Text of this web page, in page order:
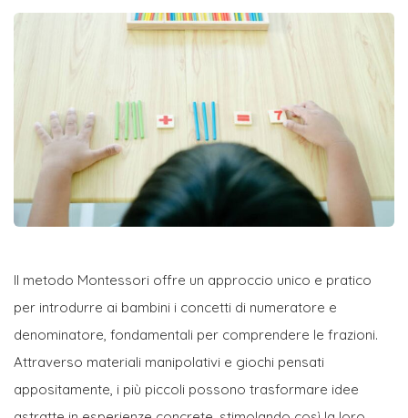
Il metodo Montessori offre un approccio unico e pratico
per introdurre ai bambini i concetti di numeratore e
denominatore, fondamentali per comprendere le frazioni.
Attraverso materiali manipolativi e giochi pensati
appositamente, i più piccoli possono trasformare idee